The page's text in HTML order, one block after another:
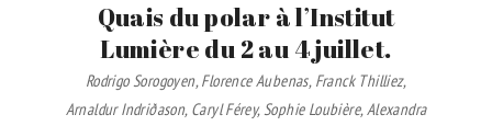
Quais du polar à l’Institut
Lumière du 2 au 4 juillet.
Rodrigo Sorogoyen, Florence Aubenas, Franck Thilliez,
Arnaldur Indriðason, Caryl Férey, Sophie Loubière, Alexandra